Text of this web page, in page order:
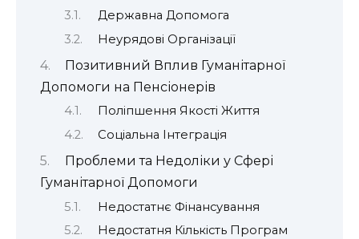
Державна Допомога
Неурядові Організації
Позитивний Вплив Гуманітарної
Допомоги на Пенсіонерів
Поліпшення Якості Життя
Соціальна Інтеграція
Проблеми та Недоліки у Сфері
Гуманітарної Допомоги
Недостатнє Фінансування
Недостатня Кількість Програм